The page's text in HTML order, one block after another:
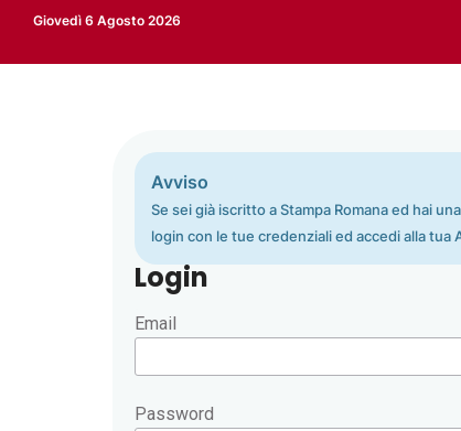
Giovedì 6 Agosto 2026
Avviso
Se sei già iscritto a Stampa Romana ed hai
login con le tue credenziali ed accedi alla tua
Login
Email
Password